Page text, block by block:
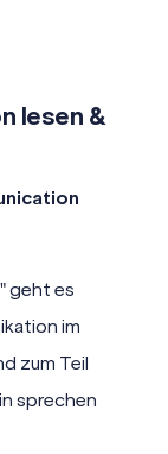
lesen &
geht es
im
zum Teil
sprechen